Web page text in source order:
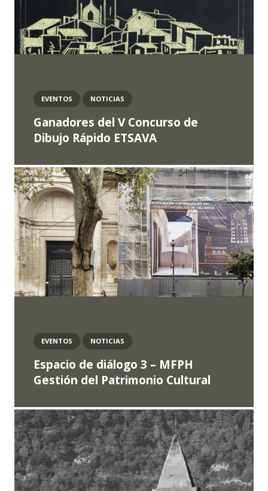
Ganadores del V Concurso de
Dibujo Rápido ETSAVA
EVENTOS NOTICIAS
Espacio de diálogo 3 – MFPH
Gestión del Patrimonio Cultural
EVENTOS NOTICIAS